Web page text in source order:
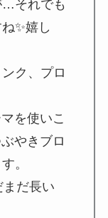
…それでも
✨嬉し
ク、プロ
を使いこ
やきブロ
。
まだ長い